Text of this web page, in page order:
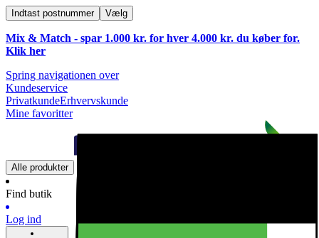
Indtast postnummer Vælg
Mix & Match - spar 1.000 kr. for hver 4.000 kr. du køber for.
Klik her
Spring navigationen over
Kundeservice
PrivatkundeErhvervskunde
Mine favoritter
Alle produkter
Find butik
Log ind